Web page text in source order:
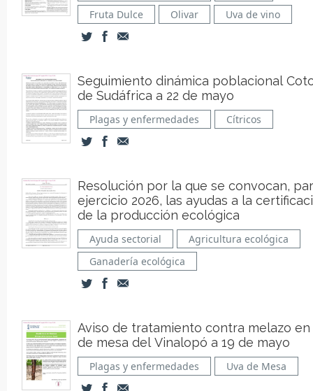
Fruta Dulce
Olivar Uva de vino
Seguimiento dinámica poblacional
de Sudáfrica a 22 de mayo
Plagas y enfermedades Cítricos
Resolución por la que se convocan,
ejercicio 2026, las ayudas a la
de la producción ecológica
Ayuda sectorial
Agricultura ecológica
Ganadería ecológica
Aviso de tratamiento contra melazo en
de mesa del Vinalopó a 19 de mayo
Plagas y enfermedades Uva de Mesa